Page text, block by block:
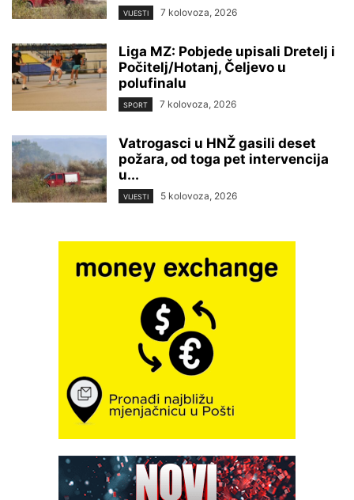
VIJESTI 7 kolovoza, 2026
Liga MZ: Pobjede upisali Dretelj i
Počitelj/Hotanj, Čeljevo u
polufinalu
SPORT 7 kolovoza, 2026
Vatrogasci u HNŽ gasili deset
požara, od toga pet intervencija
u...
VIJESTI 5 kolovoza, 2026